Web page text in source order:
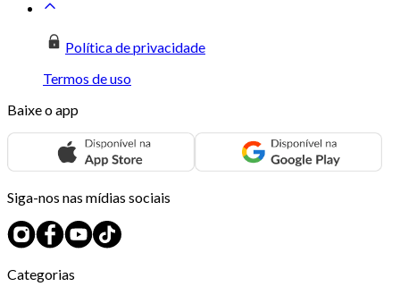
Política de privacidade
Termos de uso
Baixe o app
Siga-nos nas mídias sociais
Categorias